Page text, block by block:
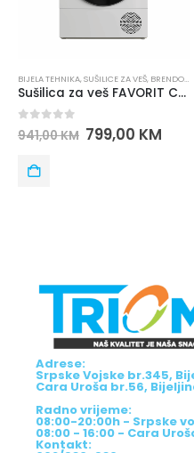
ZA VEŠ,BRENDOVI ,FAVORIT
Sušilica za veš FAVORIT C-82T sa toplotnom pumpom
799,00KM
BIJELA TEHNIKA,
0out of 5
369,00
Adrese:
Srpske Vojske br.345,
Cara Uroša br.56,
Radno vrijeme:
08:00-20:00h - Srpske
08:00 - 16:00 - Cara
Kontakt: